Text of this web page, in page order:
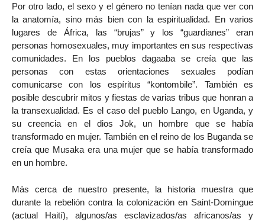
Por otro lado, el sexo y el género no tenían nada que ver con
la anatomía, sino más bien con la espiritualidad. En varios
lugares de África, las “brujas” y los “guardianes” eran
personas homosexuales, muy importantes en sus respectivas
comunidades. En los pueblos dagaaba se creía que las
personas con estas orientaciones sexuales podían
comunicarse con los espíritus “kontombile”. También es
posible descubrir mitos y fiestas de varias tribus que honran a
la transexualidad. Es el caso del pueblo Lango, en Uganda, y
su creencia en el dios Jok, un hombre que se había
transformado en mujer. También en el reino de los Buganda se
creía que Musaka era una mujer que se había transformado
en un hombre.
Más cerca de nuestro presente, la historia muestra que
durante la rebelión contra la colonización en Saint-Domingue
(actual Haití), algunos/as esclavizados/as africanos/as y